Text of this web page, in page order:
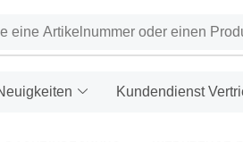
Kundendienst